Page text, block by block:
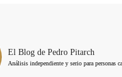
El Blog de Pedro Pitarch
Análisis independiente y serio para personas